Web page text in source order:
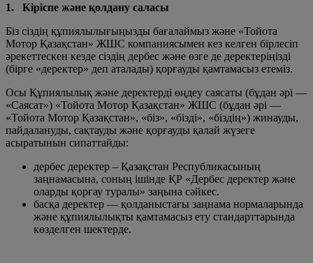
1. Кіріспе және қолдану саласы
Біз сіздің құпиялылығыңызды бағалаймыз және «Тойота
Мотор Қазақстан» ЖШС компаниясымен кез келген бірлесіп
әрекеттескен кезде сіздің дербес және өзге де деректеріңізді
(бірге «деректер» деп аталады) қорғауды қамтамасыз етеміз.
Осы Құпиялылық және деректерді өңдеу саясаты (бұдан әрі —
«Саясат») «Тойота Мотор Қазақстан» ЖШС (бұдан әрі —
«Тойота Мотор Қазақстан», «біз», «бізді», «біздің») жинауды,
пайдалануды, сақтауды және қорғауды қалай жүзеге
асыратынын сипаттайды:
дербес деректер – Қазақстан Республикасының
заңнамасына, соның ішінде ҚР «Дербес деректер және
оларды қорғау туралы» заңына сәйкес.
басқа деректер — қолданыстағы заңнама нормаларында
және құпиялылықты қамтамасыз ету стандарттарында
көзделген шектерде.